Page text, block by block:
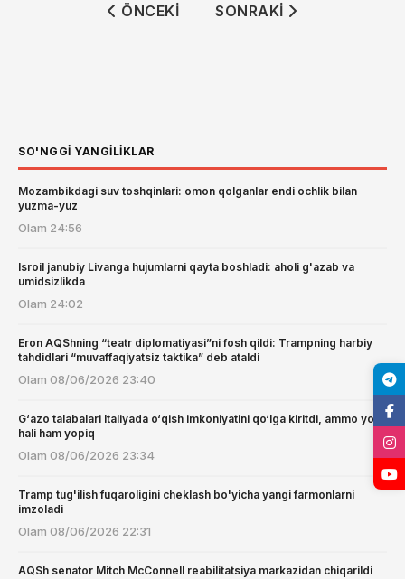
ÖNCEKI MAKALE: O'GAY OTA 14 YIL 5
ÖNCEKI SONRAKI MAKALE:
SONRAKI
SO'NGGI YANGILIKLAR
Mozambikdagi suv toshqinlari: omon qolganlar endi ochlik bilan
yuzma-yuz
Olam 24:56
Isroil janubiy Livanga hujumlarni qayta boshladi: aholi g'azab va
umidsizlikda
Olam 24:02
Eron AQShning “teatr diplomatiyasi”ni fosh qildi: Trampning harbiy
tahdidlari “muvaffaqiyatsiz taktika” deb ataldi
Olam 08/06/2026 23:40
G‘azo talabalari Italiyada o‘qish imkoniyatini qo‘lga kiritdi, ammo yo‘l
hali ham yopiq
Olam 08/06/2026 23:34
Tramp tug'ilish fuqaroligini cheklash bo'yicha yangi farmonlarni
imzoladi
Olam 08/06/2026 22:31
AQSh senator Mitch McConnell reabilitatsiya markazidan chiqarildi